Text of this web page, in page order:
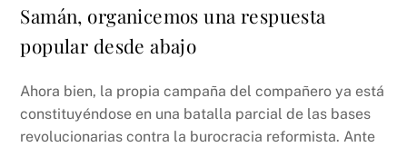
Samán, organicemos una respuesta
popular desde abajo
Ahora bien, la propia campaña del compañero ya está
constituyéndose en una batalla parcial de las bases
revolucionarias contra la burocracia reformista. Ante